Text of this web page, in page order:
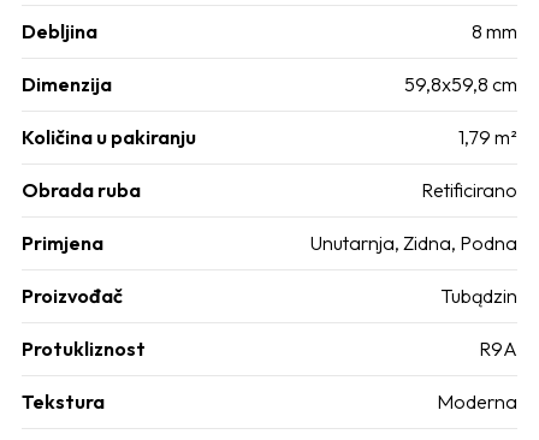
Debljina 8 mm
Dimenzija 59,8x59,8 cm
Količina u pakiranju 1,79 m²
Obrada ruba Retificirano
Primjena Unutarnja, Zidna, Podna
Proizvođač Tubądzin
Protukliznost R9A
Tekstura Moderna